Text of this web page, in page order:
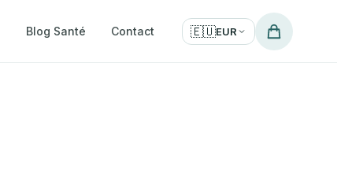
Blog Santé Contact 🇪🇺EUR